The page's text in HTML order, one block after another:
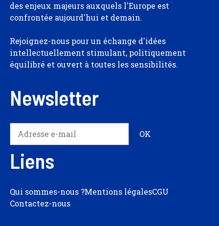
des enjeux majeurs auxquels l'Europe est
confrontée aujourd'hui et demain.
Rejoignez-nous pour un échange d'idées
intellectuellement stimulant, politiquement
équilibré et ouvert à toutes les sensibilités.
Newsletter
Liens
Qui sommes-nous ?Mentions légalesCGU
Contactez-nous